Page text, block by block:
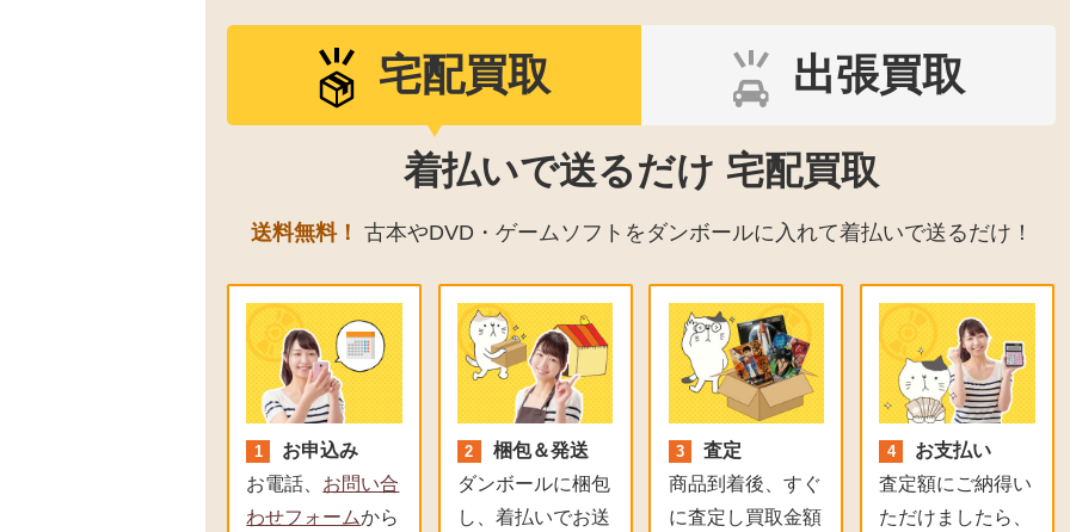
宅配買取 出張買取
着払いで送るだけ 宅配買取
送料無料！ 古本やDVD・ゲームソフトをダンボールに入れて着払いで送るだけ！
お申込み
お電話
お問い合
わせフォームから
梱包＆発送
ダンボールに梱包
し、着払いでお送
査定
商品到着後、すぐ
に査定し買取金額
お支払い
査定額にご納得い
ただけましたら、